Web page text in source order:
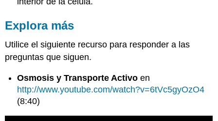
Explora más
Utilice el siguiente recurso para responder a las
preguntas que siguen.
Osmosis y Transporte Activo en
http://www.youtube.com/watch?v=6tVc5gyOzO4
(8:40)